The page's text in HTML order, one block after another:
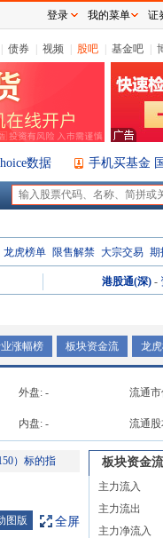
债券 视频 股吧 基金吧
数据 手机买基金
龙虎榜单 限售解禁 大宗交易 期
港股通(深) -
涨幅榜 板块资金流 龙
外盘: - 流通市
内盘: - 流通股
）标的指
图版 全屏
板块资金流
主力流入
主力流出
主力净流入
登录 我的菜单 证